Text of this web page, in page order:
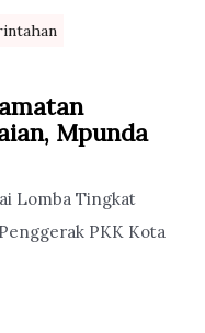
Mpunda
Lomba Tingkat
PKK Kota